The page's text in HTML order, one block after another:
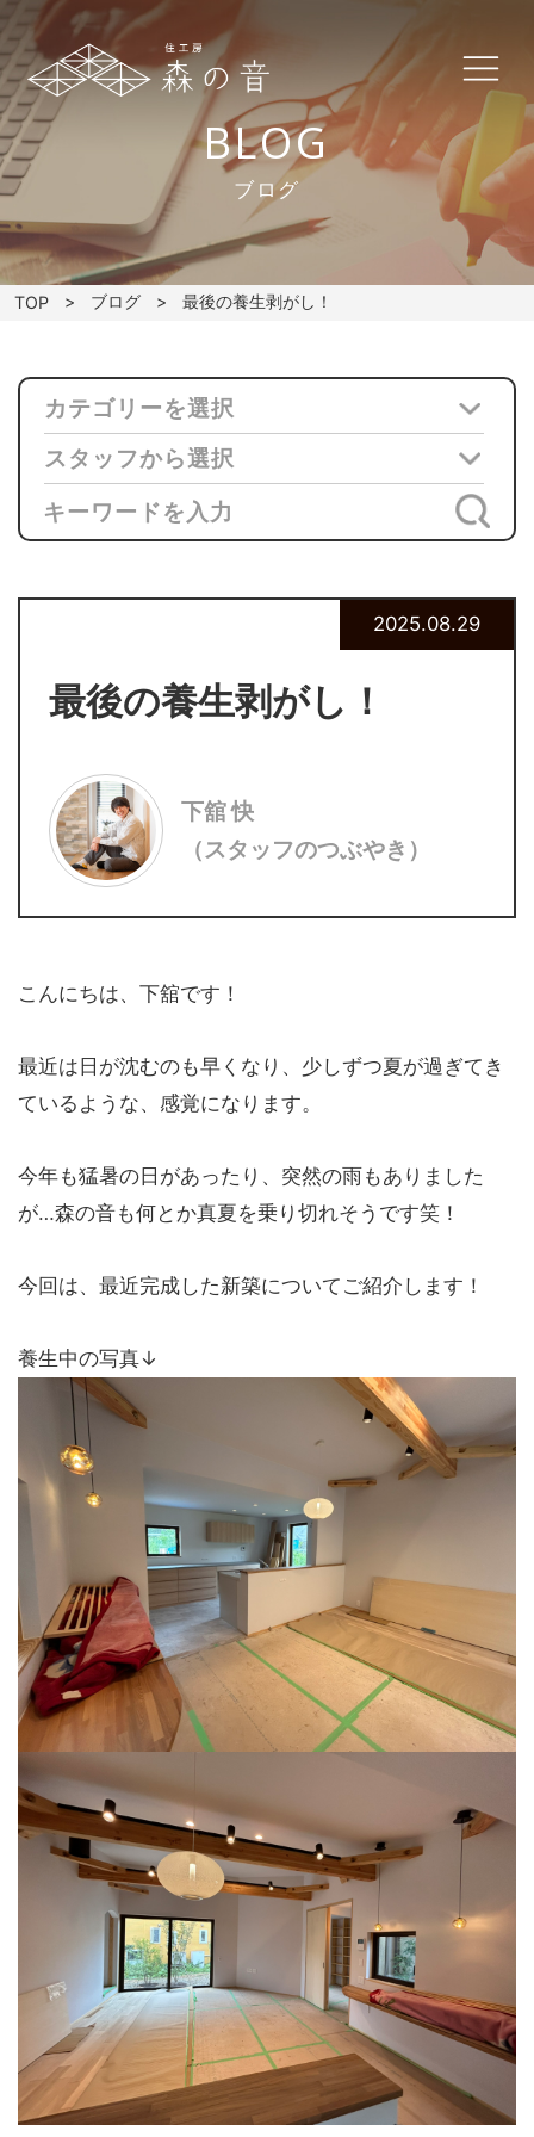
BLOG
ブログ
TOP ブログ 最後の養生剥がし！
最後の養生剥がし！
2025.08.29
下舘 快
（スタッフのつぶやき）
こんにちは、下舘です！
最近は日が沈むのも早くなり、少しずつ夏が過ぎてき
ているような、感覚になります。
今年も猛暑の日があったり、突然の雨もありました
が…森の音も何とか真夏を乗り切れそうです笑！
今回は、最近完成した新築についてご紹介します！
養生中の写真↓